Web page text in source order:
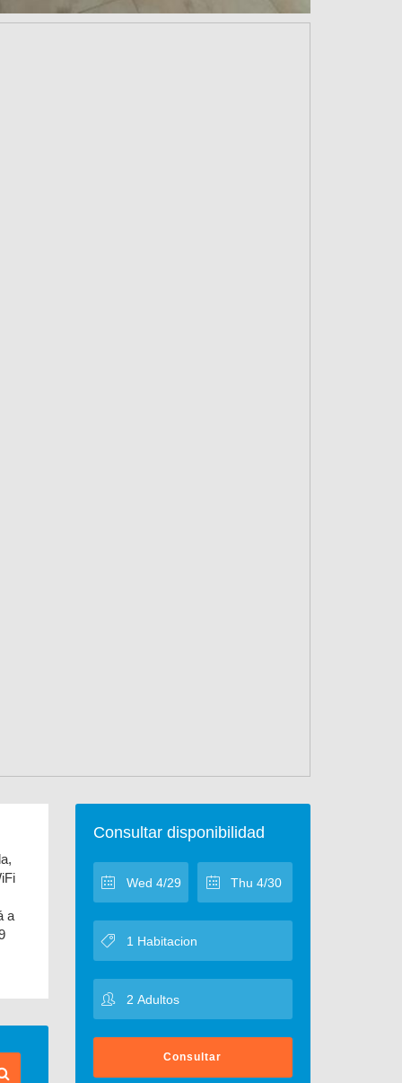
Consultar disponibilidad
Consultar
a